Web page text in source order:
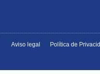
Aviso legal
Política de